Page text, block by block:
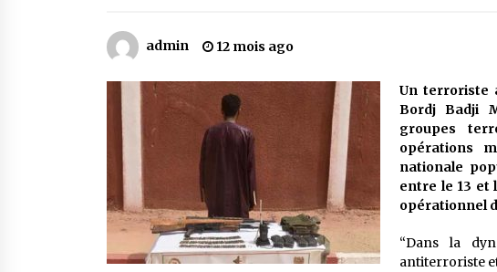
5 ans ago
Un conte targui/ Quand la tête est
vide
5 ans ago
admin 12 mois ago
Un terroriste
Bordj Badji
groupes
opérations
nationale
entre le 13 et
opérationnel
“Dans la
antiterroriste